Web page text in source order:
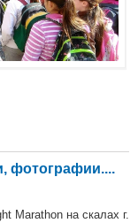
фотографии....
Marathon на скалах г.